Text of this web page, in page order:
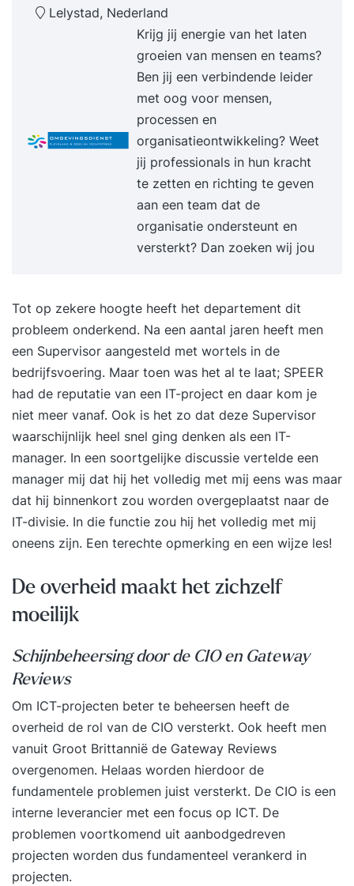
Lelystad, Nederland
Krijg jij energie van het laten
groeien van mensen en teams?
Ben jij een verbindende leider
met oog voor mensen,
processen en
organisatieontwikkeling? Weet
jij professionals in hun kracht
te zetten en richting te geven
aan een team dat de
organisatie ondersteunt en
versterkt? Dan zoeken wij jou
Tot op zekere hoogte heeft het departement dit
probleem onderkend. Na een aantal jaren heeft men
een Supervisor aangesteld met wortels in de
bedrijfsvoering. Maar toen was het al te laat; SPEER
had de reputatie van een IT-project en daar kom je
niet meer vanaf. Ook is het zo dat deze Supervisor
waarschijnlijk heel snel ging denken als een IT-
manager. In een soortgelijke discussie vertelde een
manager mij dat hij het volledig met mij eens was maar
dat hij binnenkort zou worden overgeplaatst naar de
IT-divisie. In die functie zou hij het volledig met mij
oneens zijn. Een terechte opmerking en een wijze les!
De overheid maakt het zichzelf
moeilijk
Schijnbeheersing door de CIO en Gateway
Reviews
Om ICT-projecten beter te beheersen heeft de
overheid de rol van de CIO versterkt. Ook heeft men
vanuit Groot Brittannië de Gateway Reviews
overgenomen. Helaas worden hierdoor de
fundamentele problemen juist versterkt. De CIO is een
interne leverancier met een focus op ICT. De
problemen voortkomend uit aanbodgedreven
projecten worden dus fundamenteel verankerd in
projecten.